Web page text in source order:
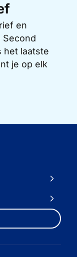
en
Second
het laatste
je op elk